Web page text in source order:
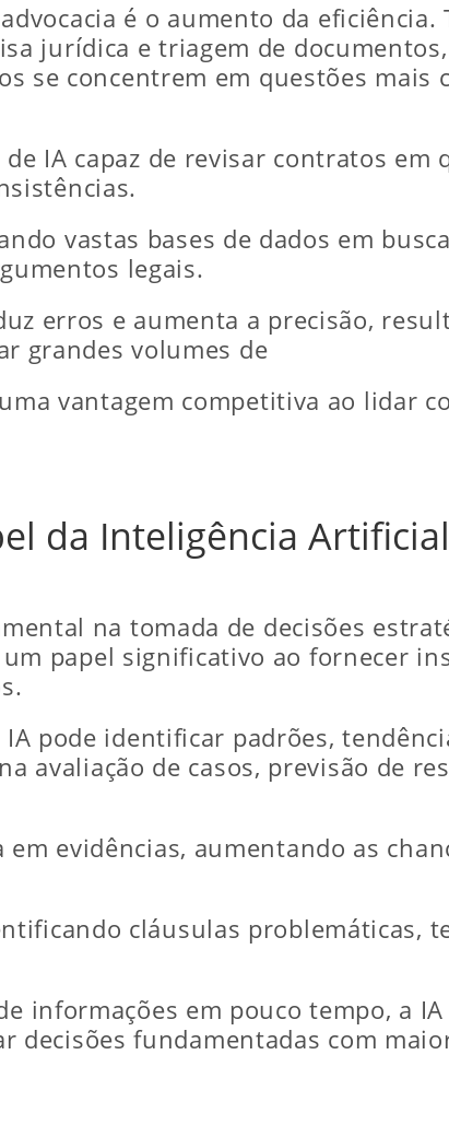
é o aumento da eficiência.
jurídica e triagem de
se concentrem em questões mais
IA capaz de revisar contratos em
vastas bases de dados em
legais.
erros e aumenta a precisão,
grandes volumes de
vantagem competitiva ao lidar
da Inteligência
na tomada de decisões
papel significativo ao fornecer
pode identificar padrões,
avaliação de casos, previsão de
evidências, aumentando as
cláusulas problemáticas,
informações em pouco tempo, a
decisões fundamentadas com